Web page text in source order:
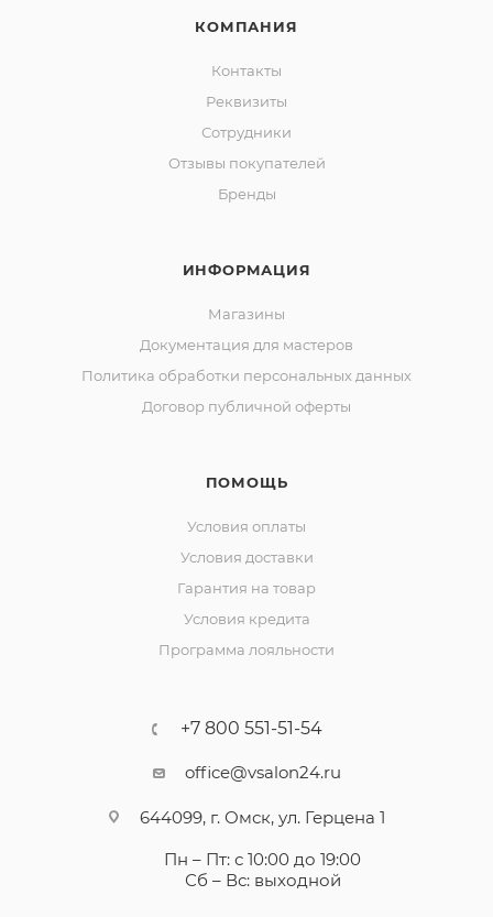
КОМПАНИЯ
Контакты
Реквизиты
Сотрудники
Отзывы покупателей
Бренды
ИНФОРМАЦИЯ
Магазины
Документация для мастеров
Политика обработки персональных данных
Договор публичной оферты
ПОМОЩЬ
Условия оплаты
Условия доставки
Гарантия на товар
Условия кредита
Программа лояльности
+7 800 551-51-54
office@vsalon24.ru
644099, г. Омск, ул. Герцена 1
Пн – Пт: с 10:00 до 19:00
Сб – Вс: выходной